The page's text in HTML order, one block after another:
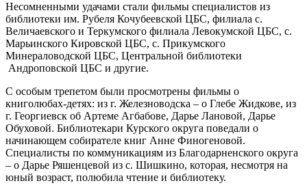
Несомненными удачами стали фильмы специалистов из
библиотеки им. Рубеля Кочубеевской ЦБС, филиала с.
Величаевского и Теркумского филиала Левокумской ЦБС, с.
Марьинского Кировской ЦБС, с. Прикумского
Минераловодской ЦБС, Центральной библиотеки
Андроповской ЦБС и другие.
С особым трепетом были просмотрены фильмы о
книголюбах-детях: из г. Железноводска – о Глебе Жидкове, из
г. Георгиевск об Артеме Агбабове, Дарье Лановой, Дарье
Обуховой. Библиотекари Курского округа поведали о
начинающем собирателе книг Анне Финогеновой.
Специалисты по коммуникациям из Благодарненского округа
– о Дарье Ряшенцевой из с. Шишкино, которая, несмотря на
юный возраст, полюбила чтение и библиотеку.